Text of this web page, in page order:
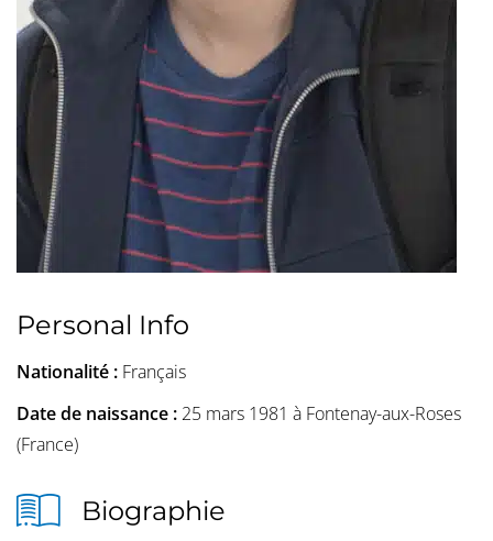
Personal Info
Nationalité : Français
Date de naissance : 25 mars 1981 à Fontenay-aux-Roses
(France)
Biographie